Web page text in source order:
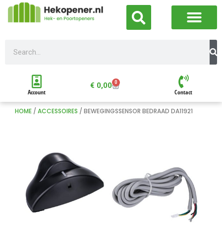
Account
€ 0,00 0
Contact
HOME / ACCESSOIRES / BEWEGINGSSENSOR BEDRAAD DA11921